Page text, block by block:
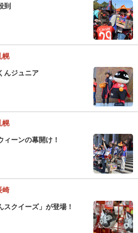
到
幌
んジュニア
幌
ーンの幕開け！
崎
クイーズ」が登場！